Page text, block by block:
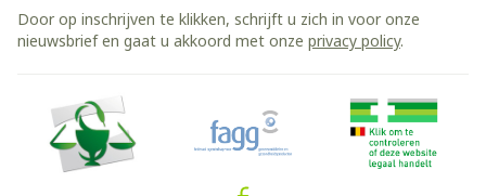
Door op inschrijven te klikken, schrijft u zich in voor onze
nieuwsbrief en gaat u akkoord met onze privacy policy.